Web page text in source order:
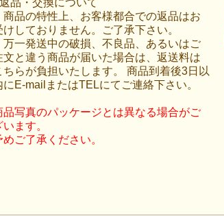
品・交換について
商品の特性上、お客様都合での返品はお
けしておりません。ご了承下さい。
万一発送中の破損、不良品、あるいはご
文と違う商品が届いた場合は、返送料は
ちらが負担いたします。 商品到着後3日以
にE-mailまたはTELにてご連絡下さい。
品写真のパッケージとは異なる場合がご
います。
めご了承ください。